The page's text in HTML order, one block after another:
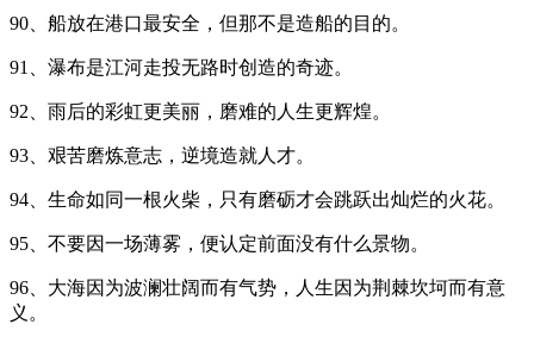
90、船放在港口最安全，但那不是造船的目的。
91、瀑布是江河走投无路时创造的奇迹。
92、雨后的彩虹更美丽，磨难的人生更辉煌。
93、艰苦磨炼意志，逆境造就人才。
94、生命如同一根火柴，只有磨砺才会跳跃出灿烂的火花。
95、不要因一场薄雾，便认定前面没有什么景物。
96、大海因为波澜壮阔而有气势，人生因为荆棘坎坷而有意
义。